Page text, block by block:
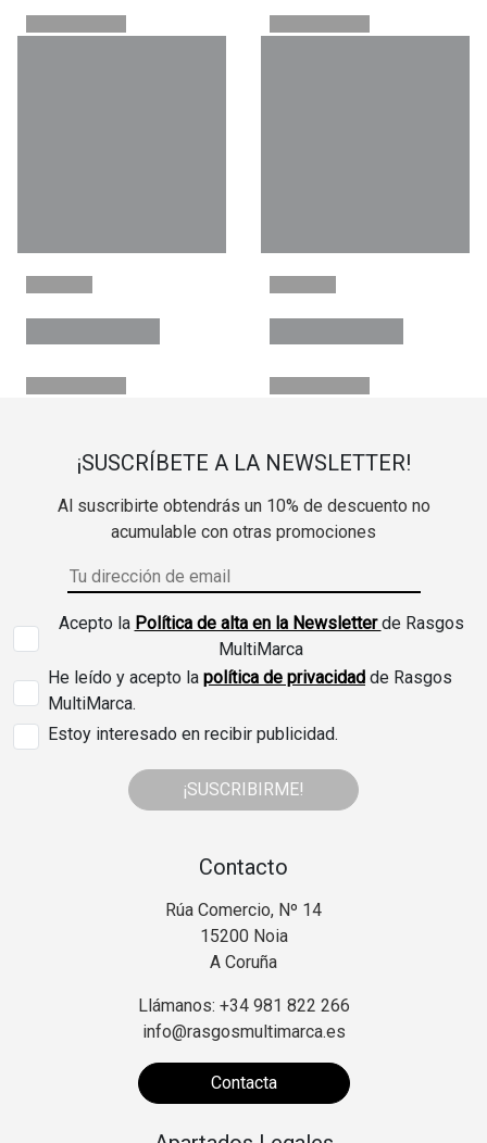
¡SUSCRÍBETE A LA NEWSLETTER!
Al suscribirte obtendrás un 10% de descuento no
acumulable con otras promociones
Acepto la Política de alta en la Newsletterde Rasgos
MultiMarca
He leído y acepto la política de privacidad de Rasgos
MultiMarca.
Estoy interesado en recibir publicidad.
¡SUSCRIBIRME!
Contacto
Rúa Comercio, Nº 14
15200 Noia
A Coruña
Llámanos: +34 981 822 266
info@rasgosmultimarca.es
Contacta